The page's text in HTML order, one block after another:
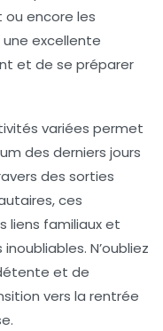
ou encore les
une excellente
et de se préparer
variées permet
des derniers jours
des sorties
ces
liens familiaux et
N’oubliez
et de
vers la rentrée